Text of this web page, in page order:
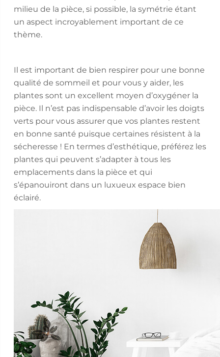
milieu de la pièce, si possible, la symétrie étant
un aspect incroyablement important de ce
thème.
Il est important de bien respirer pour une bonne
qualité de sommeil et pour vous y aider, les
plantes sont un excellent moyen d’oxygéner la
pièce. Il n’est pas indispensable d’avoir les doigts
verts pour vous assurer que vos plantes restent
en bonne santé puisque certaines résistent à la
sécheresse ! En termes d’esthétique, préférez les
plantes qui peuvent s’adapter à tous les
emplacements dans la pièce et qui
s’épanouiront dans un luxueux espace bien
éclairé.